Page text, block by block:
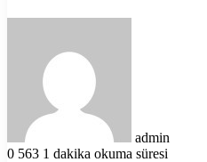
admin
0 563 1 dakika okuma süresi